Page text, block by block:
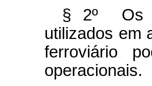
§ 2º Os
utilizados em
ferroviário
operacionais.